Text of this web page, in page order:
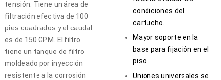
tensión. Tiene un área de
filtración efectiva de 100
pies cuadrados y el caudal
es de 150 GPM. El filtro
tiene un tanque de filtro
moldeado por inyección
resistente a la corrosión
condiciones del
cartucho.
Mayor soporte en la
base para fijación en el
piso.
Uniones universales se